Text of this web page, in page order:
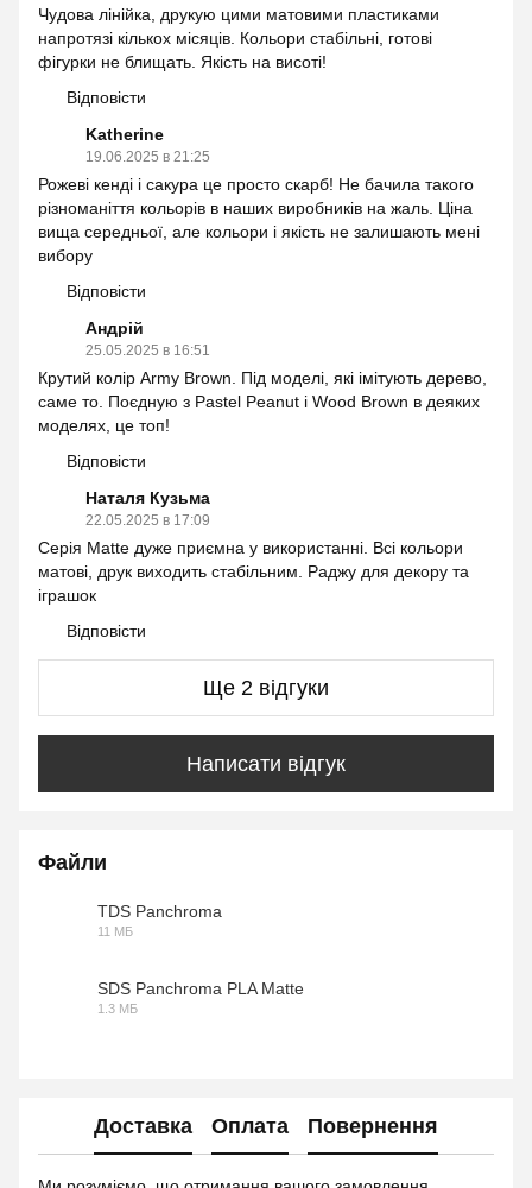
Чудова лінійка, друкую цими матовими пластиками
напротязі кількох місяців. Кольори стабільні, готові
фігурки не блищать. Якість на висоті!
Відповісти
Katherine
19.06.2025 в 21:25
Рожеві кенді і сакура це просто скарб! Не бачила такого
різноманіття кольорів в наших виробників на жаль. Ціна
вища середньої, але кольори і якість не залишають мені
вибору
Відповісти
Андрій
25.05.2025 в 16:51
Крутий колір Army Brown. Під моделі, які імітують дерево,
саме то. Поєдную з Pastel Peanut і Wood Brown в деяких
моделях, це топ!
Відповісти
Наталя Кузьма
22.05.2025 в 17:09
Серія Matte дуже приємна у використанні. Всі кольори
матові, друк виходить стабільним. Раджу для декору та
іграшок
Відповісти
Ще 2 відгуки
Написати відгук
Файли
TDS Panchroma
11 МБ
SDS Panchroma PLA Matte
1.3 МБ
Доставка Оплата Повернення